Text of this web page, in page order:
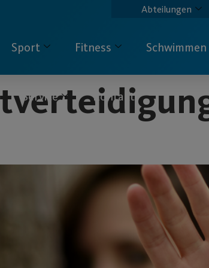
Abteilungen
Sport Fitness Schwimmen
Service Kontakt